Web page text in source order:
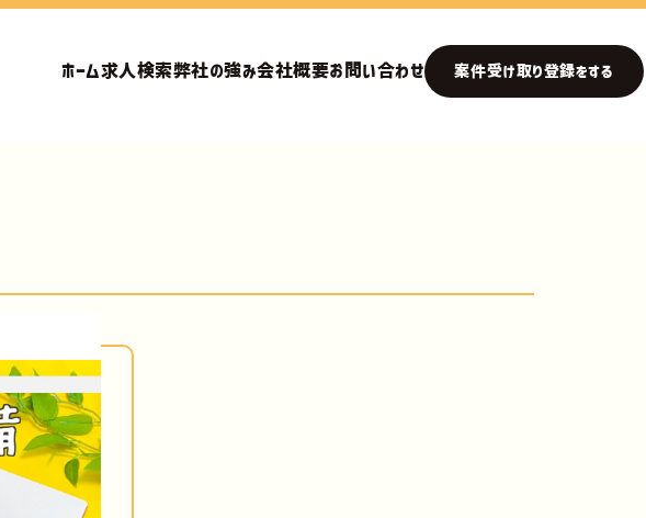
ホーム求人検索弊社の強み会社概要お問い合わせ 案件受け取り登録をする